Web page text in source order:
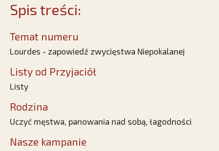
Spis treści:
Temat numeru
Lourdes - zapowiedź zwycięstwa Niepokalanej
Listy od Przyjaciół
Listy
Rodzina
Uczyć męstwa, panowania nad sobą, łagodności
Nasze kampanie